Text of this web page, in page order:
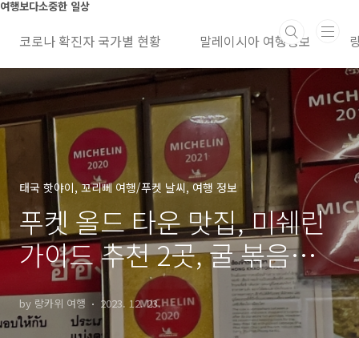
본문 바로가기
여행보다소중한 일상
코로나 확진자 국가별 현황 말레이시아 여행정보
태국 핫야이, 꼬리뻬 여행/푸켓 날씨, 여행 정보
푸켓 올드 타운 맛집, 미쉐린
가이드 추천 2곳, 굴 볶음집,
시푸드 레스토랑, 위치
by 랑카위 여행 2023. 12. 23.